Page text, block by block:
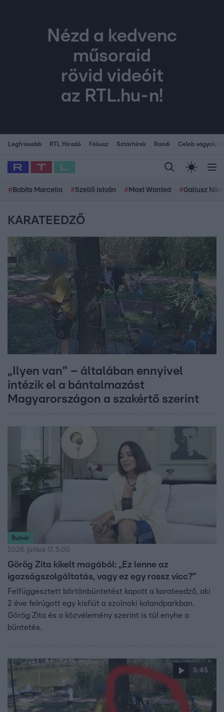
Nézd a kedvenc
műsoraid
rövid videóit
az RTL.hu-n!
Legfrissebb RTL Híradó Fókusz Sztárhírek Randi Celeb vagyok,
# Babits Marcella #Szellő István # Most Wanted #Gallusz
KARATEEDZŐ
„Ilyen van” – általában ennyivel
intézik el a bántalmazást
Magyarországon a szakértő szerint
Bulvár
2026. június 17. 5:00
Görög Zita kikelt magából: „Ez lenne az
igazságszolgáltatás, vagy ez egy rossz vicc?”
Felfüggesztett börtönbüntetést kapott a karateedző, aki
2 éve felrúgott egy kisfiút a szolnoki kalandparkban.
Görög Zita és a közvélemény szerint is túl enyhe a
büntetés.
5:45